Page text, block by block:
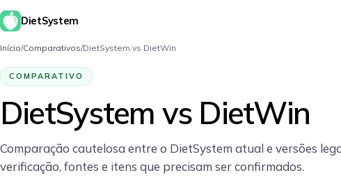
DietSystem
Início/Comparativos/DietSystem vs DietWin
COMPARATIVO
DietSystem vs DietWin
Comparação cautelosa entre o DietSystem atual e versões
verificação, fontes e itens que precisam ser confirmados.